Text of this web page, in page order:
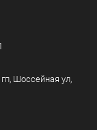
Шоссейная ул,